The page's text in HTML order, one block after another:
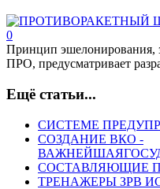
0
Принцип эшелонирования,
ПРО, предусматривает
Ещё статьи...
СИСТЕМЕ
СОЗДАНИЕ ВКО -
СОСТАВЛЯЮЩИЕ
ТРЕНАЖЕРЫ ЗРВ